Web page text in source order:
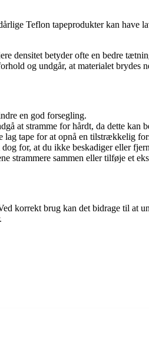
Teflon tapeprodukter kan have
densitet betyder ofte en bedre
og undgår, at materialet brydes
en god forsegling.
at stramme for hårdt, da dette kan
lag tape for at opnå en tilstrækkelig
for, at du ikke beskadiger eller
strammere sammen eller tilføje et
korrekt brug kan det bidrage til at